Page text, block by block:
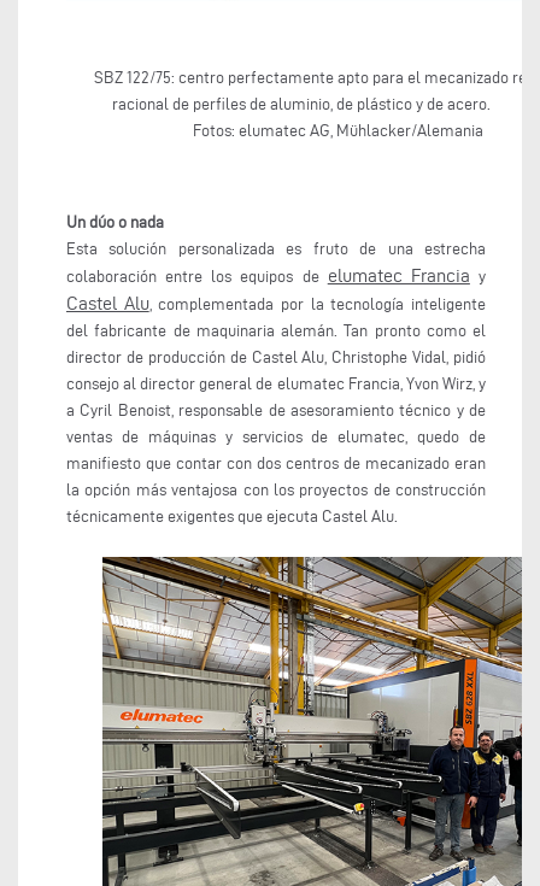
SBZ 122/75: centro perfectamente apto para el mecanizado
racional de perfiles de aluminio, de plástico y de
Fotos: elumatec AG, Mühlacker/Alemania
Un dúo o nada
Esta solución personalizada es fruto de una estrecha
colaboración entre los equipos de elumatec Francia y
Castel Alu, complementada por la tecnología inteligente
del fabricante de maquinaria alemán. Tan pronto como el
director de producción de Castel Alu, Christophe Vidal, pidió
consejo al director general de elumatec Francia, Yvon Wirz, y
a Cyril Benoist, responsable de asesoramiento técnico y de
ventas de máquinas y servicios de elumatec, quedo de
manifiesto que contar con dos centros de mecanizado eran
la opción más ventajosa con los proyectos de construcción
técnicamente exigentes que ejecuta Castel Alu.